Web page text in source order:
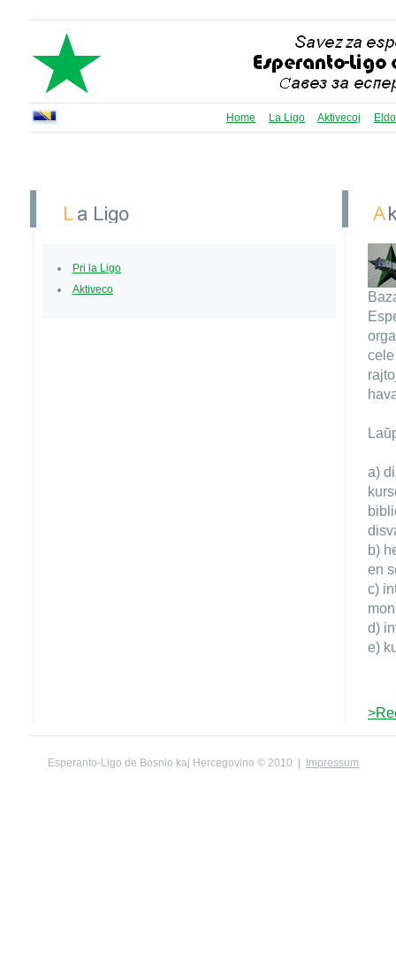
Home La Ligo Aktivecoj
Pri la Ligo
Aktiveco
a)
b)
en
c)
d)
e)
Esperanto-Ligo de Bosnio kaj Hercegovino © 2010 | Impressum